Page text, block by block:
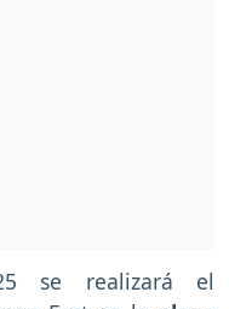
se realizará el